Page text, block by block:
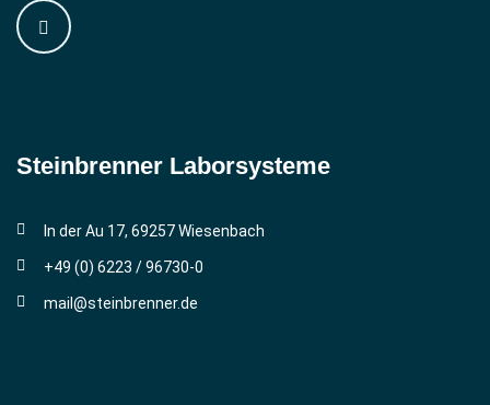
Steinbrenner ­Laborsysteme
In der Au 17, 69257 Wiesenbach
+49 (0) 6223 / 96730-0
mail@steinbrenner.de